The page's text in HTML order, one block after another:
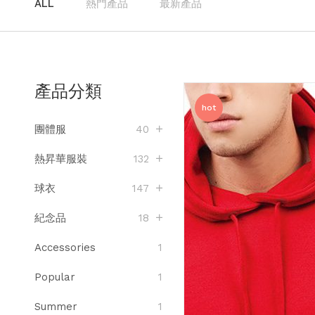
ALL 熱門產品 最新產品
hot
產品分類
團體服 40
熱昇華服裝 132
球衣 147
紀念品 18
Accessories 1
Popular 1
Summer 1